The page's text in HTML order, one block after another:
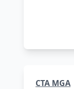
CTA MGA